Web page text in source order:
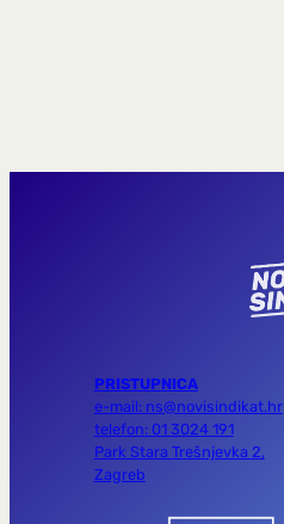
PRISTUPNICA
e-mail: ns@novisindikat.hr
telefon: 01 3024 191
Park Stara Trešnjevka 2,
Zagreb